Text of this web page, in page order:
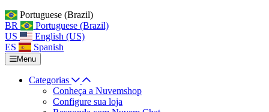
Portuguese (Brazil)
BR
Portuguese (Brazil)
US
English (US)
ES
Spanish
Menu
Categorias
Conheça a Nuvemshop
Configure sua loja